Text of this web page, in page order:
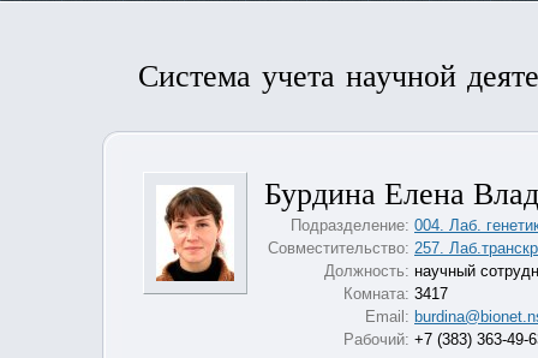
Система учета научной
Бурдина Елена
Подразделение: 004. Лаб.
Совместительство: 257.
Должность: научный
Комната: 3417
Email:
Рабочий: +7 (383) 363-49-